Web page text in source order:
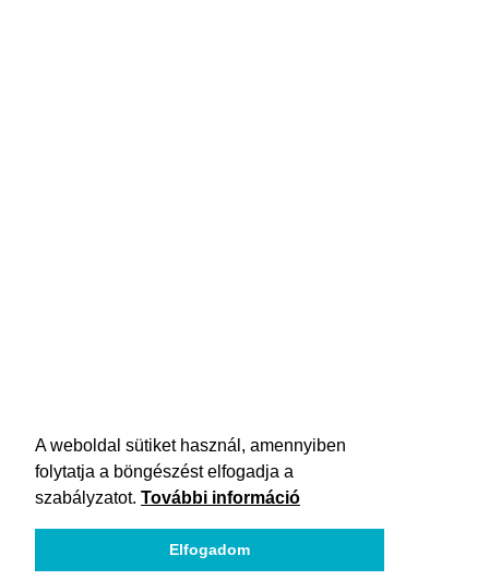
A weboldal sütiket használ, amennyiben
folytatja a böngészést elfogadja a
szabályzatot. További információ
Elfogadom